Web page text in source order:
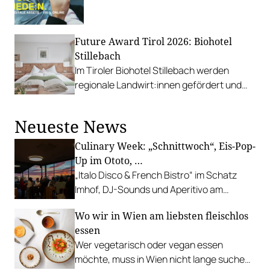
Future Award Tirol 2026: Biohotel
Stillebach
Im Tiroler Biohotel Stillebach werden
regionale Landwirt:innen gefördert und
Neueste News
Culinary Week: „Schnittwoch“, Eis-Pop-
Up im Ototo, …
„Italo Disco & French Bistro“ im Schatz
Imhof, DJ-Sounds und Aperitivo am
Palme, „Fridays for Furmint“ u. v. m.
Wo wir in Wien am liebsten fleischlos
essen
Wer vegetarisch oder vegan essen
möchte, muss in Wien nicht lange suchen.